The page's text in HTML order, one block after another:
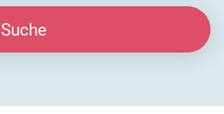
Suche